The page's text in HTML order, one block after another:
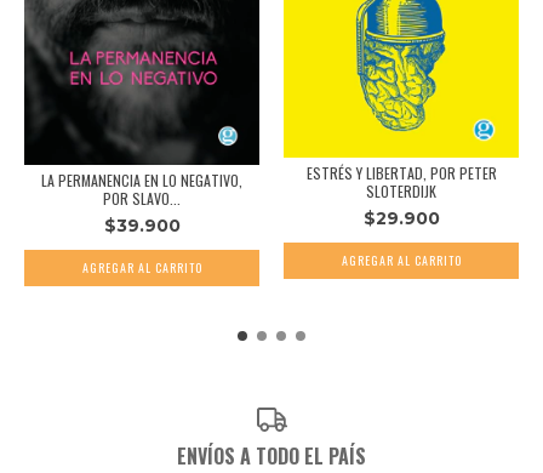
LA PERMANENCIA EN LO NEGATIVO,
POR SLAVO...
$39.900
ESTRÉS Y LIBERTAD, POR PETER
SLOTERDIJK
$29.900
ENVÍOS A TODO EL PAÍS